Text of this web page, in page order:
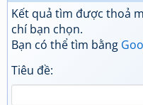
Kết quả tìm được thoả
chí bạn chọn.
Bạn có thể tìm bằng
Tiêu đề: